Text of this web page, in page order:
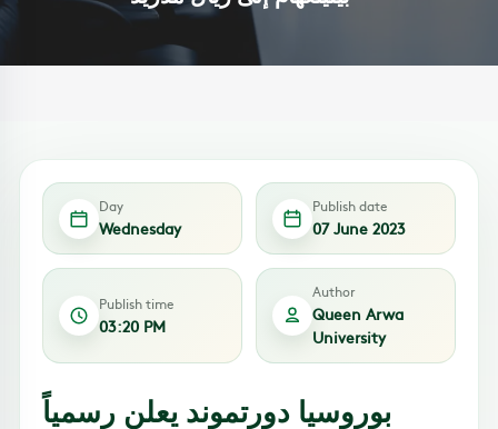
Day
Wednesday
Publish date
07 June 2023
Publish time
03:20 PM
Author
Queen Arwa
University
بوروسيا دورتموند يعلن رسمياً